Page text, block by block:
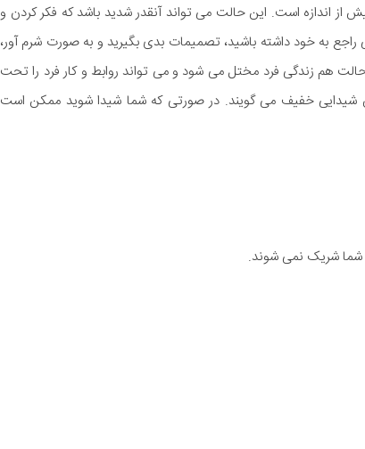
اندازه است. این حالت می تواند آنقدر شدید باشد که فکر کردن و
به خود داشته باشید، تصمیمات بدی بگیرید و به صورت شرم آور،
هم زندگی فرد مختل می شود و می تواند روابط و کار فرد را تحت
شیدایی خفیف می گویند. در صورتی که شما شیدا شوید ممکن است
شریک نمی شوند.